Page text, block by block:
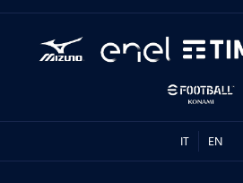
20.10.23
Con Arturo Mariani
IT EN